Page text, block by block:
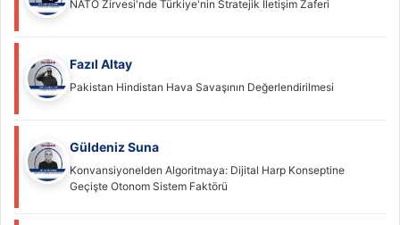
NATO Zirvesi'nde Türkiye'nin Stratejik İletişim Zaferi
Fazıl Altay
Pakistan Hindistan Hava Savaşının Değerlendirilmesi
Güldeniz Suna
Konvansiyonelden Algoritmaya: Dijital Harp Konseptine
Geçişte Otonom Sistem Faktörü